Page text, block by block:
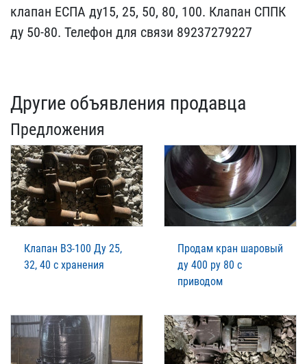
клапа​н ЕСПА ду15, 25, 50, 80,​ 100. Клапан СППК
ду 50-​80. Телефон для связи 89​237279227
Другие объявления продавца
Предложения
Клапан ВЗ-100 Ду 25,
32, 40 с хранения
Продам кран шаровый
ду 400 ру 80 с
приводом